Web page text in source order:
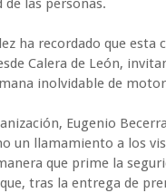
de las personas.
ha recordado que
Calera de León,
inolvidable de motor
Eugenio
un llamamiento a los
que prime la
tras la entrega de